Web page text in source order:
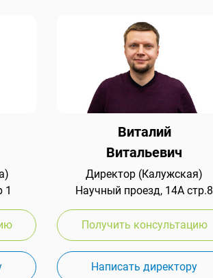
1
Виталий
Витальевич
Директор (Калужская)
Научный проезд, 14А стр.8
Получить консультацию
Написать директору